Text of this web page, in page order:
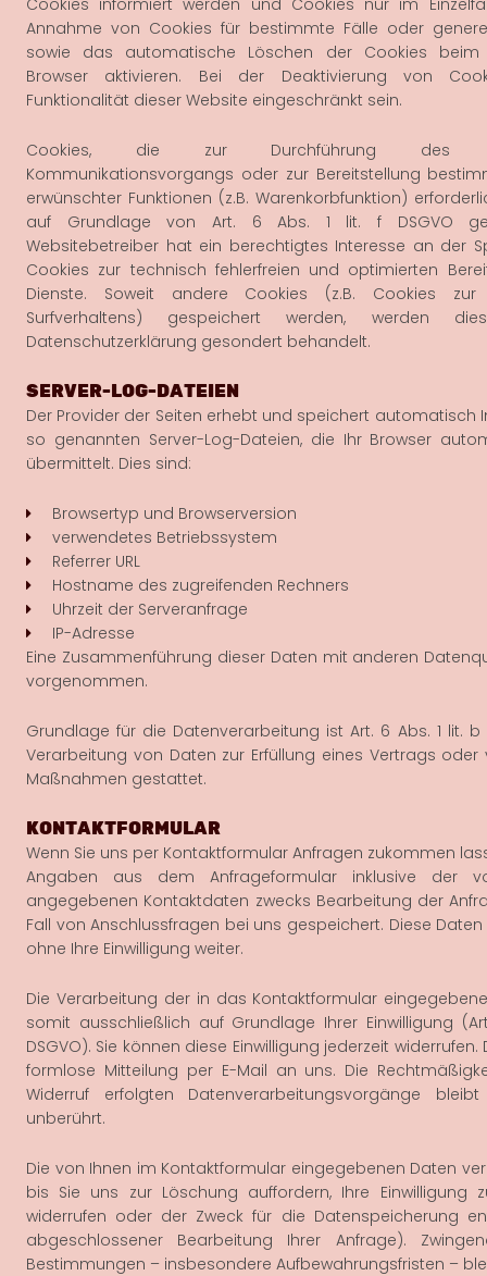
Cookies informiert werden und Cookies nur im
Annahme von Cookies für bestimmte Fälle oder
sowie das automatische Löschen der Cookies beim
Browser aktivieren. Bei der Deaktivierung von
Funktionalität dieser Website eingeschränkt sein.
Cookies, die zur Durchführung des
Kommunikationsvorgangs oder zur Bereitstellung
erwünschter Funktionen (z.B. Warenkorbfunktion)
auf Grundlage von Art. 6 Abs. 1 lit. f DSGVO
Websitebetreiber hat ein berechtigtes Interesse an der
Cookies zur technisch fehlerfreien und optimierten
Dienste. Soweit andere Cookies (z.B. Cookies zur
Surfverhaltens) gespeichert werden, werden
Datenschutzerklärung gesondert behandelt.
SERVER-LOG-DATEIEN
Der Provider der Seiten erhebt und speichert automatisch
so genannten Server-Log-Dateien, die Ihr Browser
übermittelt. Dies sind:
Browsertyp und Browserversion
verwendetes Betriebssystem
Referrer URL
Hostname des zugreifenden Rechners
Uhrzeit der Serveranfrage
IP-Adresse
Eine Zusammenführung dieser Daten mit anderen
vorgenommen.
Grundlage für die Datenverarbeitung ist Art. 6 Abs. 1 lit. b
Verarbeitung von Daten zur Erfüllung eines Vertrags oder
Maßnahmen gestattet.
KONTAKTFORMULAR
Wenn Sie uns per Kontaktformular Anfragen zukommen
Angaben aus dem Anfrageformular inklusive der
angegebenen Kontaktdaten zwecks Bearbeitung der
Fall von Anschlussfragen bei uns gespeichert. Diese
ohne Ihre Einwilligung weiter.
Die Verarbeitung der in das Kontaktformular
somit ausschließlich auf Grundlage Ihrer Einwilligung
DSGVO). Sie können diese Einwilligung jederzeit
formlose Mitteilung per E-Mail an uns. Die
Widerruf erfolgten Datenverarbeitungsvorgänge
unberührt.
Die von Ihnen im Kontaktformular eingegebenen Daten
bis Sie uns zur Löschung auffordern, Ihre Einwilligung
widerrufen oder der Zweck für die Datenspeicherung
abgeschlossener Bearbeitung Ihrer Anfrage).
Bestimmungen – insbesondere Aufbewahrungsfristen –